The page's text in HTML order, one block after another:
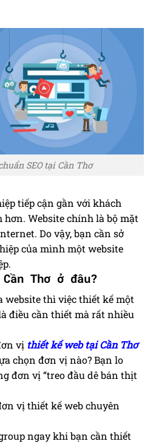
SEO tại Cần Thơ
tiếp cận gần với khách
Website chính là bộ mặt
Do vậy, bạn cần sở
của mình một website
Thơ ở đâu?
website thì việc thiết kế một
điều cần thiết mà rất nhiều
vị thiết kế web tại Cần Thơ
chọn đơn vị nào? Bạn lo
đơn vị “treo đầu dê bán thịt
vị thiết kế web chuyên
ngay khi bạn cần thiết